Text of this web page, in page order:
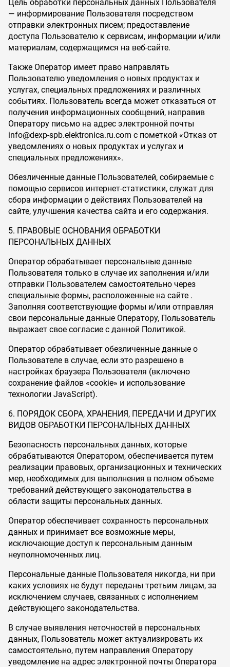
Цель обработки персональных данных Пользователя
— информирование Пользователя посредством
отправки электронных писем; предоставление
доступа Пользователю к сервисам, информации и/или
материалам, содержащимся на веб-сайте.
Также Оператор имеет право направлять
Пользователю уведомления о новых продуктах и
услугах, специальных предложениях и различных
событиях. Пользователь всегда может отказаться от
получения информационных сообщений, направив
Оператору письмо на адрес электронной почты
info@dexp-spb.elektronica.ru.com с пометкой «Отказ от
уведомлениях о новых продуктах и услугах и
специальных предложениях».
Обезличенные данные Пользователей, собираемые с
помощью сервисов интернет-статистики, служат для
сбора информации о действиях Пользователей на
сайте, улучшения качества сайта и его содержания.
5. ПРАВОВЫЕ ОСНОВАНИЯ ОБРАБОТКИ
ПЕРСОНАЛЬНЫХ ДАННЫХ
Оператор обрабатывает персональные данные
Пользователя только в случае их заполнения и/или
отправки Пользователем самостоятельно через
специальные формы, расположенные на сайте .
Заполняя соответствующие формы и/или отправляя
свои персональные данные Оператору, Пользователь
выражает свое согласие с данной Политикой.
Оператор обрабатывает обезличенные данные о
Пользователе в случае, если это разрешено в
настройках браузера Пользователя (включено
сохранение файлов «cookie» и использование
технологии JavaScript).
6. ПОРЯДОК СБОРА, ХРАНЕНИЯ, ПЕРЕДАЧИ И ДРУГИХ
ВИДОВ ОБРАБОТКИ ПЕРСОНАЛЬНЫХ ДАННЫХ
Безопасность персональных данных, которые
обрабатываются Оператором, обеспечивается путем
реализации правовых, организационных и технических
мер, необходимых для выполнения в полном объеме
требований действующего законодательства в
области защиты персональных данных.
Оператор обеспечивает сохранность персональных
данных и принимает все возможные меры,
исключающие доступ к персональным данным
неуполномоченных лиц.
Персональные данные Пользователя никогда, ни при
каких условиях не будут переданы третьим лицам, за
исключением случаев, связанных с исполнением
действующего законодательства.
В случае выявления неточностей в персональных
данных, Пользователь может актуализировать их
самостоятельно, путем направления Оператору
уведомление на адрес электронной почты Оператора